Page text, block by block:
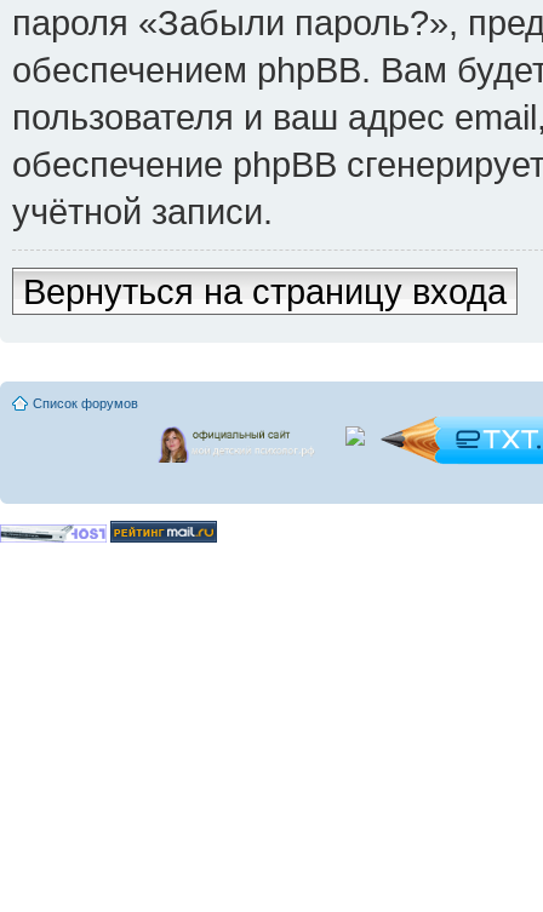
пароля «Забыли пароль?»,
обеспечением phpBB. Вам
пользователя и ваш адрес
обеспечение phpBB
учётной записи.
Вернуться на страницу входа
Список форумов